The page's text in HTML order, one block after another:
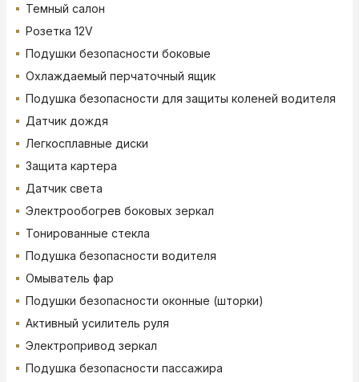
Темный салон
Розетка 12V
Подушки безопасности боковые
Охлаждаемый перчаточный ящик
Подушка безопасности для защиты коленей водителя
Датчик дождя
Легкосплавные диски
Защита картера
Датчик света
Электрообогрев боковых зеркал
Тонированные стекла
Подушка безопасности водителя
Омыватель фар
Подушки безопасности оконные (шторки)
Активный усилитель руля
Электропривод зеркал
Подушка безопасности пассажира